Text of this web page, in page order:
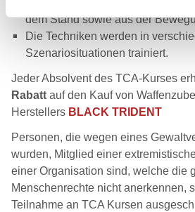
dem Stand sowie aus der
Die Techniken werden in
Szenariosituationen trainiert.
Jeder Absolvent des TCA-Kurses
Rabatt auf den Kauf von
Herstellers BLACK TRIDENT
Personen, die wegen eines
wurden, Mitglied einer
einer Organisation sind, welche die
Menschenrechte nicht anerkennen,
Teilnahme an TCA Kursen